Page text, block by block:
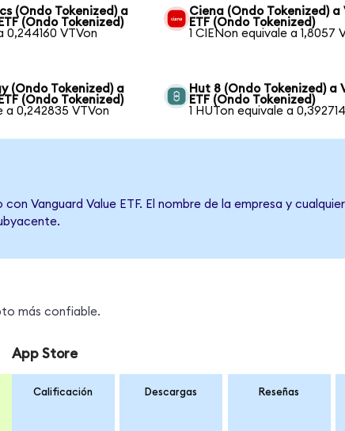
(Ondo Tokenized) a
(Ondo Tokenized)
0,244160 VTVon
Ciena (Ondo Tokenized)
ETF (Ondo Tokenized)
1 CIENon equivale a 1,8057
(Ondo Tokenized) a
(Ondo Tokenized)
a 0,242835 VTVon
Hut 8 (Ondo Tokenized) a
ETF (Ondo Tokenized)
1 HUTon equivale a
Vanguard Value ETF. El nombre de la empresa y
más confiable.
App Store
Calificación Descargas Reseñas